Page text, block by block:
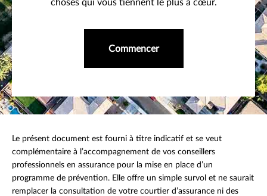
choses qui vous tiennent le plus à cœur.
Commencer
Le présent document est fourni à titre indicatif et se veut
complémentaire à l’accompagnement de vos conseillers
professionnels en assurance pour la mise en place d’un
programme de prévention. Elle offre un simple survol et ne saurait
remplacer la consultation de votre courtier d’assurance ni des